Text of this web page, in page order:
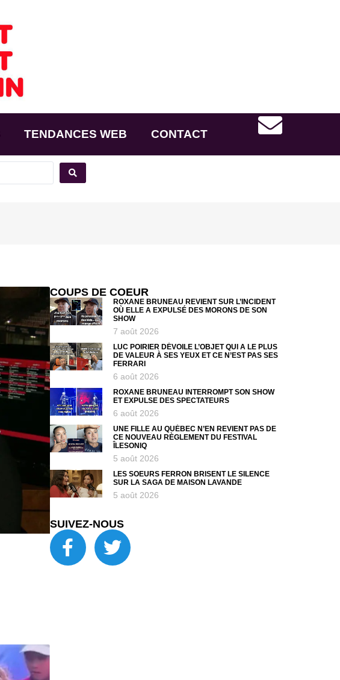
TENDANCES WEB CONTACT
COUPS DE COEUR
ROXANE BRUNEAU REVIENT SUR L’INCIDENT
OÙ ELLE A EXPULSÉ DES MORONS DE SON
SHOW
7 août 2026
LUC POIRIER DÉVOILE L’OBJET QUI A LE PLUS
DE VALEUR À SES YEUX ET CE N’EST PAS SES
FERRARI
6 août 2026
ROXANE BRUNEAU INTERROMPT SON SHOW
ET EXPULSE DES SPECTATEURS
6 août 2026
UNE FILLE AU QUÉBEC N’EN REVIENT PAS DE
CE NOUVEAU RÈGLEMENT DU FESTIVAL
ÎLESONIQ
5 août 2026
LES SOEURS FERRON BRISENT LE SILENCE
SUR LA SAGA DE MAISON LAVANDE
5 août 2026
SUIVEZ-NOUS